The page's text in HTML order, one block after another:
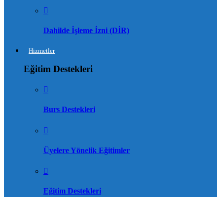
Dahilde İşleme İzni (DİR)
Hizmetler
Eğitim Destekleri
Burs Destekleri
Üyelere Yönelik Eğitimler
Eğitim Destekleri